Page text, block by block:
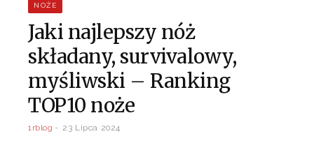
NOŻE
Jaki najlepszy nóż
składany, survivalowy,
myśliwski – Ranking
TOP10 noże
1rblog 23 Lipca 2024